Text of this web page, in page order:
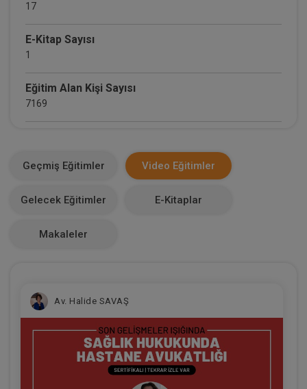
17
E-Kitap Sayısı
1
Eğitim Alan Kişi Sayısı
7169
0
Geçmiş Eğitimler Video Eğitimler
Gelecek Eğitimler E-Kitaplar
Makaleler
Av. Halide SAVAŞ